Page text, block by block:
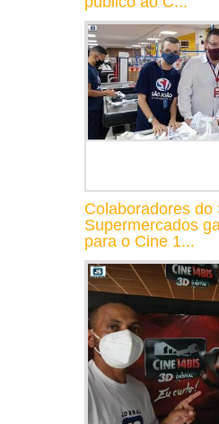
Colaboradores do
Supermercados
para o Cine 1...